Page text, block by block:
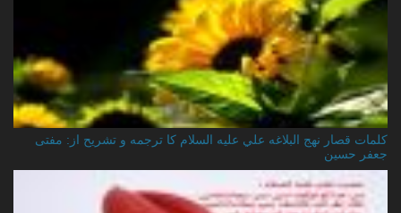
کلمات قصار نهج البلاغه علي عليه السلام کا ترجمه و تشریح از: مفتی
جعفر حسین